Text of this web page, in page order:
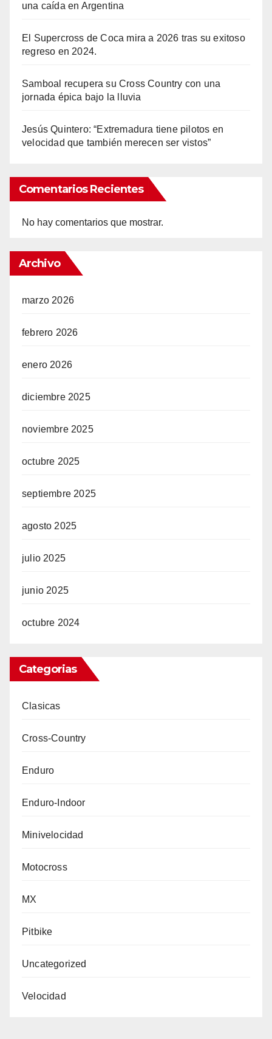
una caída en Argentina
El Supercross de Coca mira a 2026 tras su exitoso
regreso en 2024.
Samboal recupera su Cross Country con una
jornada épica bajo la lluvia
Jesús Quintero: “Extremadura tiene pilotos en
velocidad que también merecen ser vistos”
Comentarios Recientes
No hay comentarios que mostrar.
Archivo
marzo 2026
febrero 2026
enero 2026
diciembre 2025
noviembre 2025
octubre 2025
septiembre 2025
agosto 2025
julio 2025
junio 2025
octubre 2024
Categorias
Clasicas
Cross-Country
Enduro
Enduro-Indoor
Minivelocidad
Motocross
MX
Pitbike
Uncategorized
Velocidad